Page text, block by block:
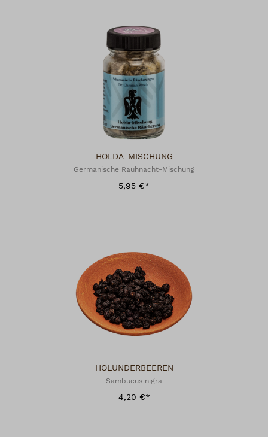
HOLDA-MISCHUNG
Germanische Rauhnacht-Mischung
5,95 €*
HOLUNDERBEEREN
Sambucus nigra
4,20 €*